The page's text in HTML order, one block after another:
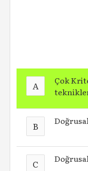
A
Çok
B
C